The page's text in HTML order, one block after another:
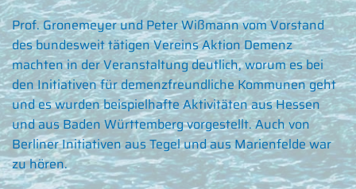
Prof. Gronemeyer und Peter Wißmann vom Vorstand
des bundesweit tätigen Vereins Aktion Demenz
machten in der Veranstaltung deutlich, worum es bei
den Initiativen für demenzfreundliche Kommunen geht
und es wurden beispielhafte Aktivitäten aus Hessen
und aus Baden Württemberg vorgestellt. Auch von
Berliner Initiativen aus Tegel und aus Marienfelde war
zu hören.